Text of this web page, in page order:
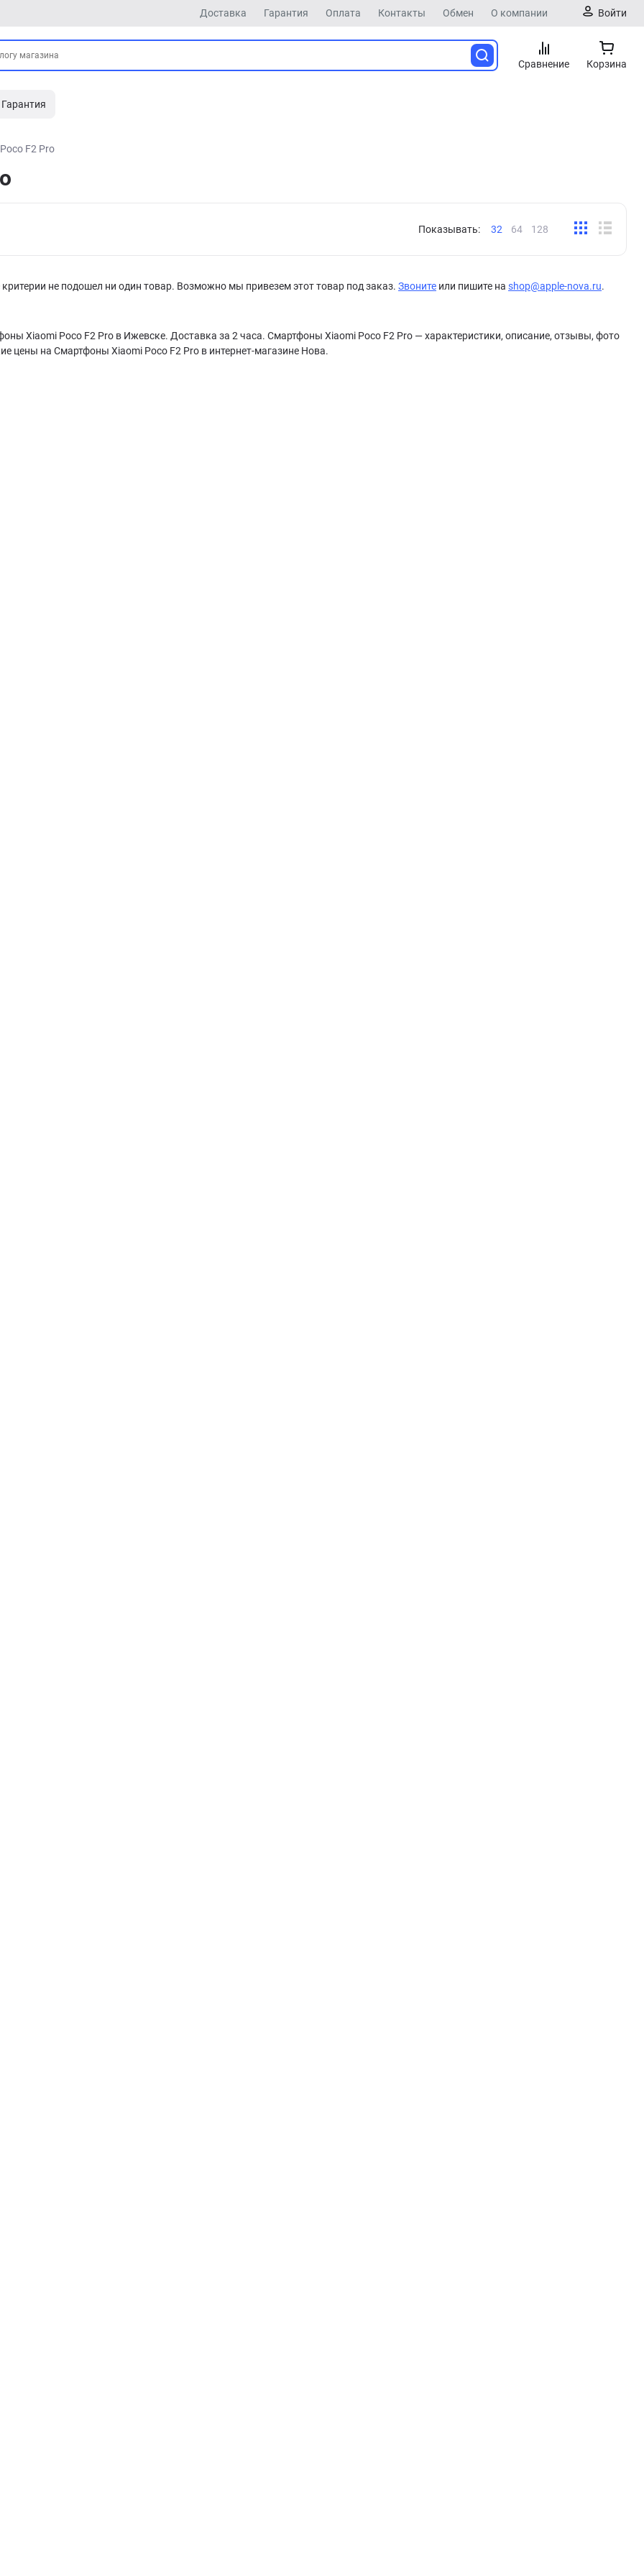
Доставка Гарантия Оплата Контакты Обмен О компании Войти
Сравнение Корзина
Гарантия
Poco F2 Pro
Показывать: 32 64 128
не подошел ни один товар. Возможно мы привезем этот товар под заказ. Звоните или пишите на shop@apple-nova.ru.
Xiaomi Poco F2 Pro в Ижевске. Доставка за 2 часа. Смартфоны Xiaomi Poco F2 Pro — характеристики, описание, отзывы, фото
цены на Смартфоны Xiaomi Poco F2 Pro в интернет-магазине Нова.